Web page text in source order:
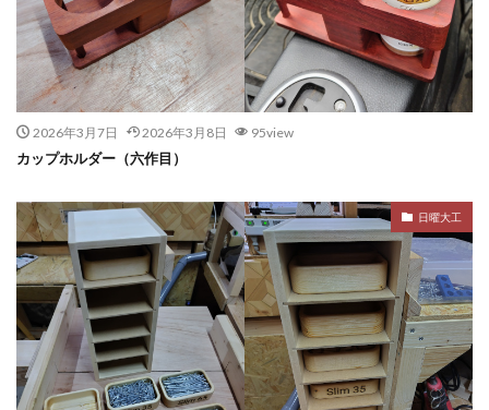
2026年3月7日 2026年3月8日 95view
カップホルダー（六作目）
日曜大工